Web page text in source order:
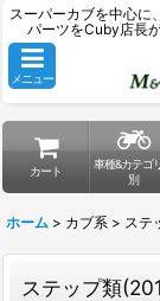
スーパーカブを中心に
パーツをCuby店長
メニュー
カート
車種&カテゴ
別
ホーム > カブ系 > ステ
ステップ類